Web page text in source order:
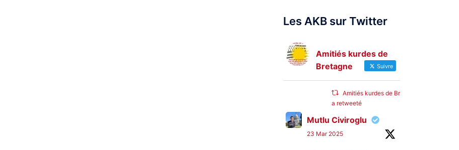
Les AKB sur Twitter
Amitiés kurdes de
Bretagne
Suivre
Amitiés kurdes de Bretagne
a retweeté
Mutlu Civiroglu
23 Mar 2025